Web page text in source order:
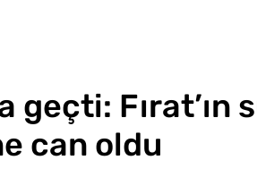
geçti: Fırat’ın
can oldu